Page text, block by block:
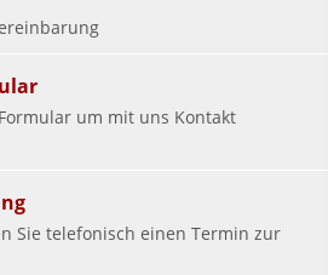
um mit uns Kontakt
Sie telefonisch einen Termin zur